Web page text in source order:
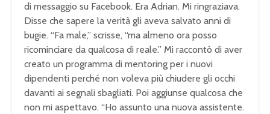
di messaggio su Facebook. Era Adrian. Mi ringraziava.
Disse che sapere la verità gli aveva salvato anni di
bugie. “Fa male,” scrisse, “ma almeno ora posso
ricominciare da qualcosa di reale.” Mi raccontò di aver
creato un programma di mentoring per i nuovi
dipendenti perché non voleva più chiudere gli occhi
davanti ai segnali sbagliati. Poi aggiunse qualcosa che
non mi aspettavo. “Ho assunto una nuova assistente.